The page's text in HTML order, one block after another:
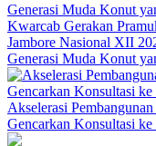
‎Kwarcab Gerakan
Jambore Nasional XII
Generasi Muda Konut
Akselerasi
Gencarkan Konsultasi